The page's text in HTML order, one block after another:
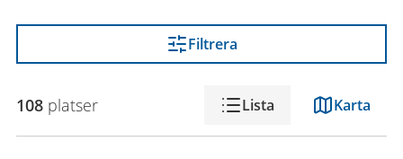
Filtrera
Lista Karta
108 platser